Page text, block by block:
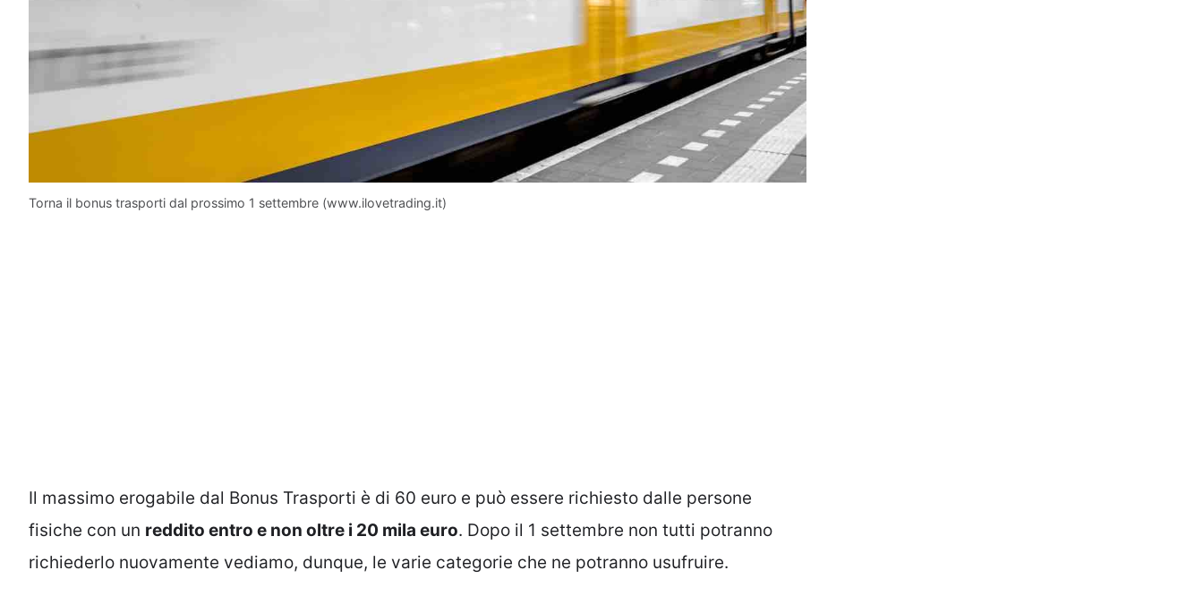
Torna il bonus trasporti dal prossimo 1 settembre (www.ilovetrading.it)
Il massimo erogabile dal Bonus Trasporti è di 60 euro e può essere richiesto dalle persone
fisiche con un reddito entro e non oltre i 20 mila euro. Dopo il 1 settembre non tutti potranno
richiederlo nuovamente vediamo, dunque, le varie categorie che ne potranno usufruire.